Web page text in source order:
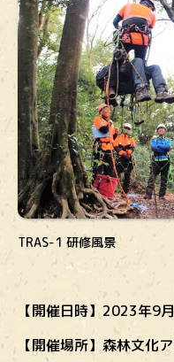
TRAS-1 研修風景
【開催日時】2023年
【開催場所】森林文